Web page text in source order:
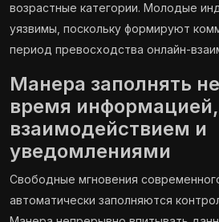
возрастные категории. Молодые
уязвимы, поскольку формируют
период превосходства онлайн-
Манера заполнять
время информацией,
взаимодействием и
уведомлениями
Свободные мгновения
автоматически заполняются